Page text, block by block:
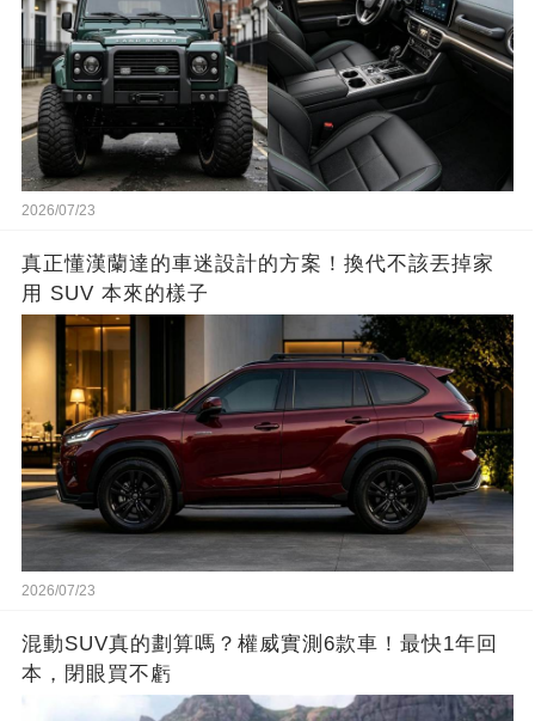
2026/07/23
真正懂漢蘭達的車迷設計的方案！換代不該丟掉家
用 SUV 本來的樣子
2026/07/23
混動SUV真的劃算嗎？權威實測6款車！最快1年回
本，閉眼買不虧